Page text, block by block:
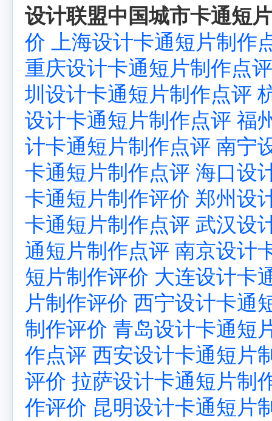
设计联盟中国城市卡通短
价 上海设计卡通短片制作
重庆设计卡通短片制作点评
圳设计卡通短片制作点评
设计卡通短片制作点评 福
计卡通短片制作点评 南宁
卡通短片制作点评 海口设
卡通短片制作评价 郑州设
卡通短片制作点评 武汉设
通短片制作点评 南京设计
短片制作评价 大连设计卡
片制作评价 西宁设计卡通
制作评价 青岛设计卡通短
作点评 西安设计卡通短片
评价 拉萨设计卡通短片制
作评价 昆明设计卡通短片